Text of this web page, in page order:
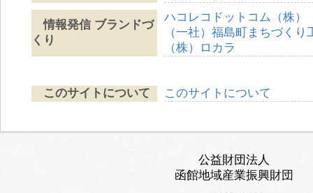
情報発信 ブランドづ
くり
ハコレコドットコム（株）
（一社）福島町まちづくり
（株）ロカラ
このサイトについて このサイトについて
公益財団法人
函館地域産業振興財団